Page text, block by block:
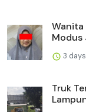
Wanita
Modus
3
Truk